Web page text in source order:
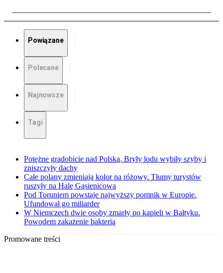
Powiązane
Polecane
Najnowsze
Tagi
Potężne gradobicie nad Polską. Bryły lodu wybiły szyby i
zniszczyły dachy
Całe polany zmieniają kolor na różowy. Tłumy turystów
ruszyły na Halę Gąsienicową
Pod Toruniem powstaje najwyższy pomnik w Europie.
Ufundował go miliarder
W Niemczech dwie osoby zmarły po kąpieli w Bałtyku.
Powodem zakażenie bakterią
Promowane treści